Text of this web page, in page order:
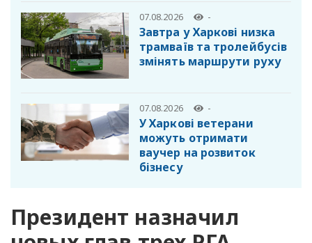
07.08.2026 -
Завтра у Харкові низка
трамваїв та тролейбусів
змінять маршрути руху
07.08.2026 -
У Харкові ветерани
можуть отримати
ваучер на розвиток
бізнесу
Президент назначил